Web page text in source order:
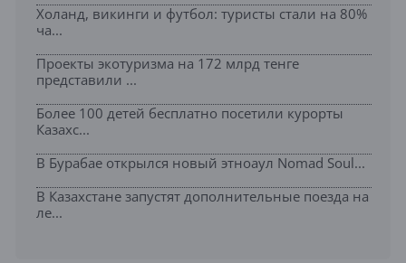
Холанд, викинги и футбол: туристы стали на 80%
ча...
Проекты экотуризма на 172 млрд тенге
представили ...
Более 100 детей бесплатно посетили курорты
Казахс...
В Бурабае открылся новый этноаул Nomad Soul...
В Казахстане запустят дополнительные поезда на
ле...